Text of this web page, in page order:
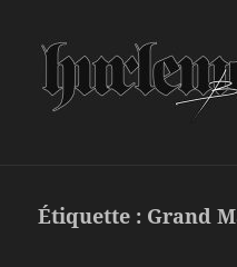
Étiquette : Grand